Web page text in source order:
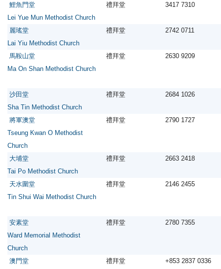
鯉魚門堂
Lei Yue Mun Methodist Church
禮拜堂 3417 7310
麗瑤堂
Lai Yiu Methodist Church
禮拜堂 2742 0711
馬鞍山堂
Ma On Shan Methodist Church
禮拜堂 2630 9209
沙田堂
Sha Tin Methodist Church
禮拜堂 2684 1026
將軍澳堂
Tseung Kwan O Methodist
Church
禮拜堂 2790 1727
大埔堂
Tai Po Methodist Church
禮拜堂 2663 2418
天水圍堂
Tin Shui Wai Methodist Church
禮拜堂 2146 2455
安素堂
Ward Memorial Methodist
Church
禮拜堂 2780 7355
澳門堂
禮拜堂 +853 2837 0336